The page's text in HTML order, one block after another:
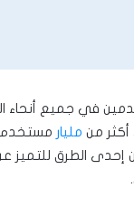
في جميع أنحاء
من مليار مستخدم
الطرق للتميز